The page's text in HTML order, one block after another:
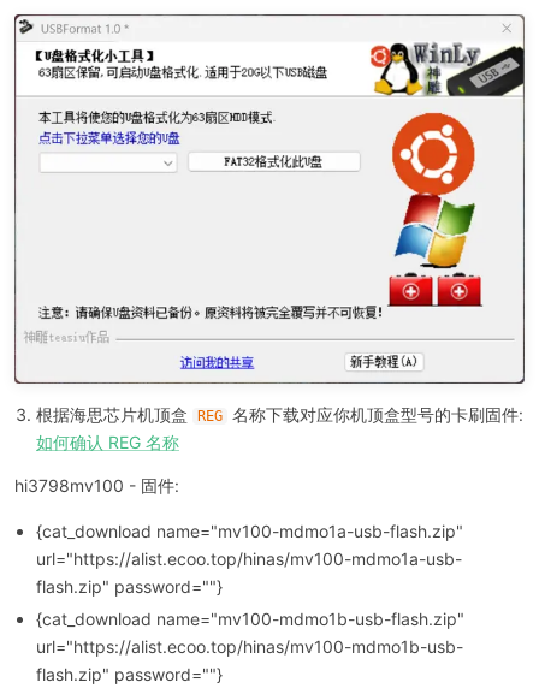
根据海思芯片机顶盒 REG 名称下载对应你机顶盒型号的卡刷固件:
如何确认 REG 名称
hi3798mv100 - 固件:
{cat_download name="mv100-mdmo1a-usb-flash.zip"
url="https://alist.ecoo.top/hinas/mv100-mdmo1a-usb-
flash.zip" password=""}
{cat_download name="mv100-mdmo1b-usb-flash.zip"
url="https://alist.ecoo.top/hinas/mv100-mdmo1b-usb-
flash.zip" password=""}